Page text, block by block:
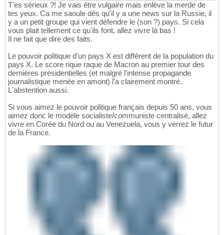
T'es sérieux ?! Je vais être vulgaire mais enlève la merde de
tes yeux. Ca me saoule dès qu'il y a une news sur la Russie, il
y a un petit groupe qui vient défendre le (son ?) pays. Si cela
vous plait tellement ce qu'ils font, allez vivre là bas !
Il ne fait que dire des faits.
Le pouvoir politique d'un pays X est différent de la population du
pays X. Le score rique raque de Macron au premier tour des
dernières présidentielles (et malgré l'intense propagande
journalistique menée en amont) l'a clairement montré.
L'abstention aussi.
Si vous aimez le pouvoir politique français depuis 50 ans, vous
aimez donc le modèle socialiste/communiste centralisé, allez
vivre en Corée du Nord ou au Venezuela, vous y verrez le futur
de la France.